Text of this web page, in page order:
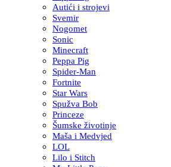
Autići i strojevi
Svemir
Nogomet
Sonic
Minecraft
Peppa Pig
Spider-Man
Fortnite
Star Wars
Spužva Bob
Princeze
Šumske životinje
Maša i Medvjed
LOL
Lilo i Stitch